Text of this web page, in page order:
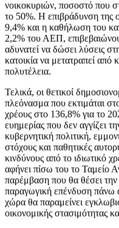
νοικοκυριών, ποσοστό που
το 50%. Η επιβράδυνση της
9,4% και η καθήλωση του
2,2% του ΑΕΠ,
αδυνατεί να δώσει λύσεις
κατοικία να μετατραπεί από
πολυτέλεια.
Τελικά, οι θετικοί
πλεόνασμα που εκτιμάται
χρέους στο 136,8% για το
ευημερίας που δεν αγγίζει
κυβερνητική πολιτική,
στόχους και παθητικές
κινδύνους από το ιδιωτικό
αφήνει πίσω του το Ταμείο
παρέμβαση που θα θέσει
παραγωγική επένδυση πάνω
χώρα θα παραμείνει
οικονομικής στασιμότητας